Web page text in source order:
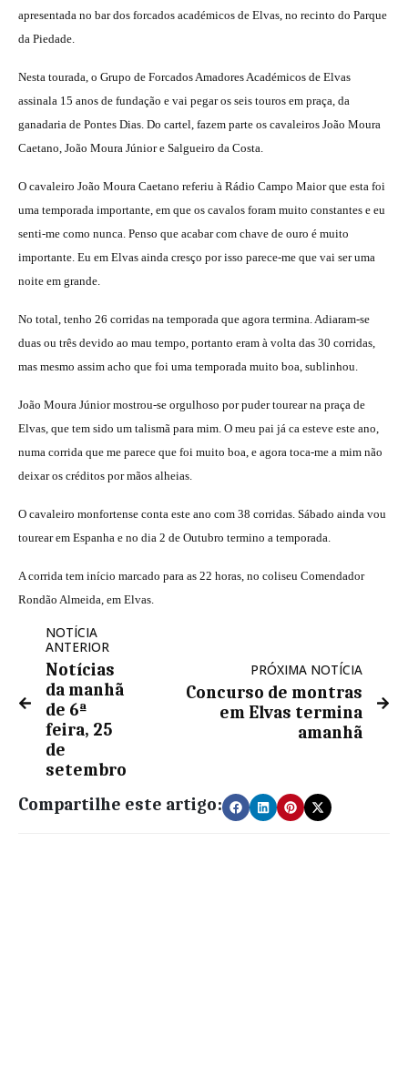
apresentada no bar dos forcados académicos de Elvas, no recinto do Parque
da Piedade.
Nesta tourada, o Grupo de Forcados Amadores Académicos de Elvas
assinala 15 anos de fundação e vai pegar os seis touros em praça, da
ganadaria de Pontes Dias. Do cartel, fazem parte os cavaleiros João Moura
Caetano, João Moura Júnior e Salgueiro da Costa.
O cavaleiro João Moura Caetano referiu à Rádio Campo Maior que esta foi
uma temporada importante, em que os cavalos foram muito constantes e eu
senti-me como nunca. Penso que acabar com chave de ouro é muito
importante. Eu em Elvas ainda cresço por isso parece-me que vai ser uma
noite em grande.
No total, tenho 26 corridas na temporada que agora termina. Adiaram-se
duas ou três devido ao mau tempo, portanto eram à volta das 30 corridas,
mas mesmo assim acho que foi uma temporada muito boa, sublinhou.
João Moura Júnior mostrou-se orgulhoso por puder tourear na praça de
Elvas, que tem sido um talismã para mim. O meu pai já ca esteve este ano,
numa corrida que me parece que foi muito boa, e agora toca-me a mim não
deixar os créditos por mãos alheias.
O cavaleiro monfortense conta este ano com 38 corridas. Sábado ainda vou
tourear em Espanha e no dia 2 de Outubro termino a temporada.
A corrida tem início marcado para as 22 horas, no coliseu Comendador
Rondão Almeida, em Elvas.
NOTÍCIA
ANTERIOR
Notícias
da manhã
de 6ª
feira, 25
de
setembro
PRÓXIMA NOTÍCIA
Concurso de montras
em Elvas termina
amanhã
Compartilhe este artigo: